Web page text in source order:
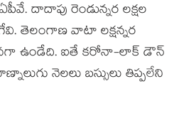
దాదాపు రెండున్న‌ర ల‌క్ష‌ల
తెలంగాణ వాటా ల‌క్ష‌న్న‌ర
ఉండేది. ఐతే క‌రోనా-లాక్ డౌన్
నెల‌లు బ‌స్సులు తిప్ప‌లేని